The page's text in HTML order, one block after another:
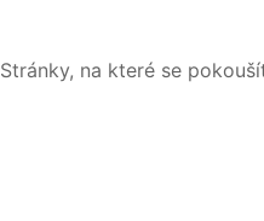
Stránky, na které se